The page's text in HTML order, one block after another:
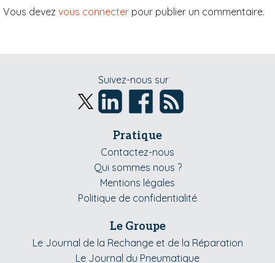
Vous devez vous connecter pour publier un commentaire.
Suivez-nous sur
Pratique
Contactez-nous
Qui sommes nous ?
Mentions légales
Politique de confidentialité
Le Groupe
Le Journal de la Rechange et de la Réparation
Le Journal du Pneumatique